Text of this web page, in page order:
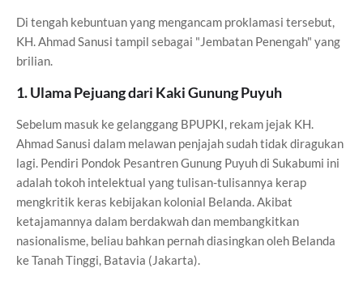
Di tengah kebuntuan yang mengancam proklamasi tersebut,
KH. Ahmad Sanusi tampil sebagai "Jembatan Penengah" yang
brilian.
1. Ulama Pejuang dari Kaki Gunung Puyuh
Sebelum masuk ke gelanggang BPUPKI, rekam jejak KH.
Ahmad Sanusi dalam melawan penjajah sudah tidak diragukan
lagi. Pendiri Pondok Pesantren Gunung Puyuh di Sukabumi ini
adalah tokoh intelektual yang tulisan-tulisannya kerap
mengkritik keras kebijakan kolonial Belanda. Akibat
ketajamannya dalam berdakwah dan membangkitkan
nasionalisme, beliau bahkan pernah diasingkan oleh Belanda
ke Tanah Tinggi, Batavia (Jakarta).